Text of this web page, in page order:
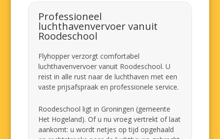
Professioneel
luchthavenvervoer vanuit
Roodeschool
Flyhopper verzorgt comfortabel
luchthavenvervoer vanuit Roodeschool. U
reist in alle rust naar de luchthaven met een
vaste prijsafspraak en professionele service.
Roodeschool ligt in Groningen (gemeente
Het Hogeland). Of u nu vroeg vertrekt of laat
aankomt: u wordt netjes op tijd opgehaald